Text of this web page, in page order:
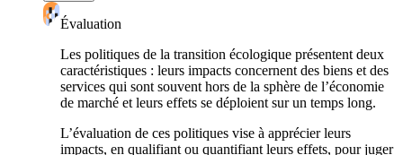
Évaluation
Les politiques de la transition écologique présentent deux
caractéristiques : leurs impacts concernent des biens et des
services qui sont souvent hors de la sphère de l’économie
de marché et leurs effets se déploient sur un temps long.
L’évaluation de ces politiques vise à apprécier leurs
impacts, en qualifiant ou quantifiant leurs effets, pour juger